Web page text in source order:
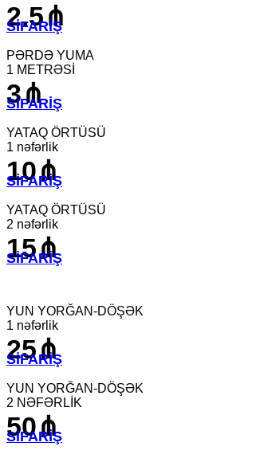
2.5⋔
SİFARİŞ
PƏRDƏ YUMA
1 METRƏSİ
3⋔
SİFARİŞ
YATAQ ÖRTÜSÜ
1 nəfərlik
10⋔
SİFARİŞ
YATAQ ÖRTÜSÜ
2 nəfərlik
15⋔
SİFARİŞ
YUN YORĞAN-DÖŞƏK
1 nəfərlik
25⋔
SİFARİŞ
YUN YORĞAN-DÖŞƏK
2 NƏFƏRLİK
50⋔
SİFARİŞ